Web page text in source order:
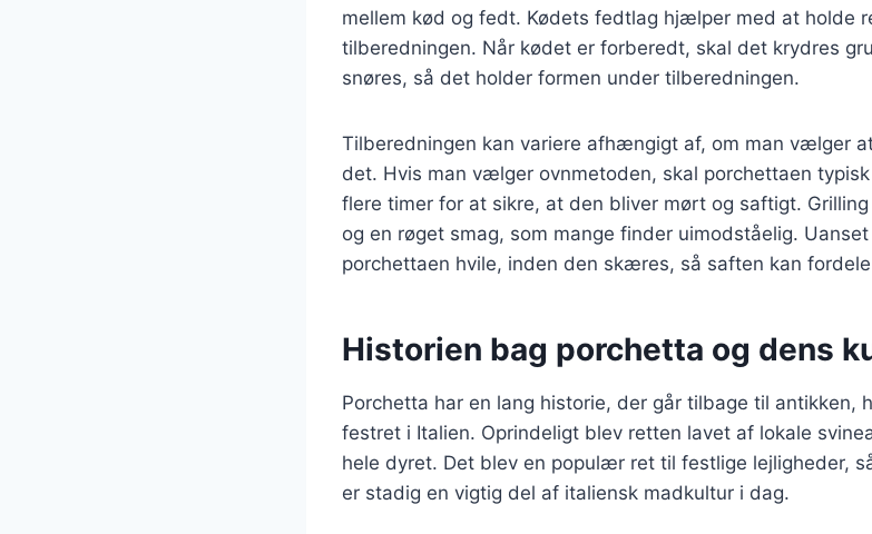
mellem kød og fedt. Kødets fedtlag hjælper med at holde
tilberedningen. Når kødet er forberedt, skal det krydres
snøres, så det holder formen under tilberedningen.
Tilberedningen kan variere afhængigt af, om man vælger
det. Hvis man vælger ovnmetoden, skal porchettaen
flere timer for at sikre, at den bliver mørt og saftigt.
og en røget smag, som mange finder uimodståelig.
porchettaen hvile, inden den skæres, så saften kan
Historien bag porchetta og dens
Porchetta har en lang historie, der går tilbage til antikken,
festret i Italien. Oprindeligt blev retten lavet af lokale
hele dyret. Det blev en populær ret til festlige lejligheder,
er stadig en vigtig del af italiensk madkultur i dag.